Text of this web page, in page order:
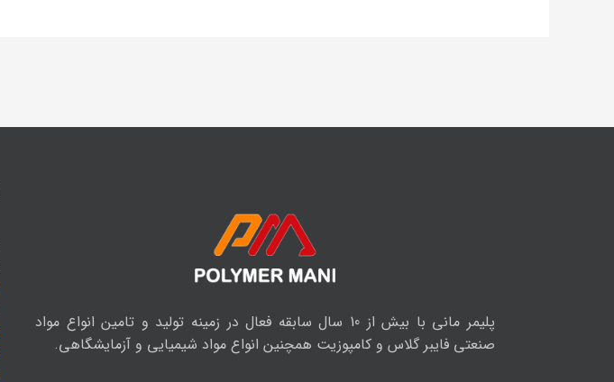
پلیمر مانی با بیش از 10 سال سابقه فعال در زمینه تولید و تامین انواع مواد
صنعتی فایبر گلاس و کامپوزیت همچنین انواع مواد شیمیایی و آزمایشگاهی.